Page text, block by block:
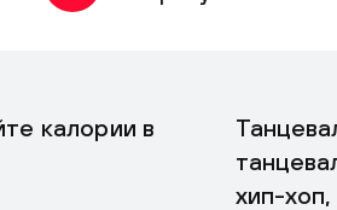
калории в
хип-